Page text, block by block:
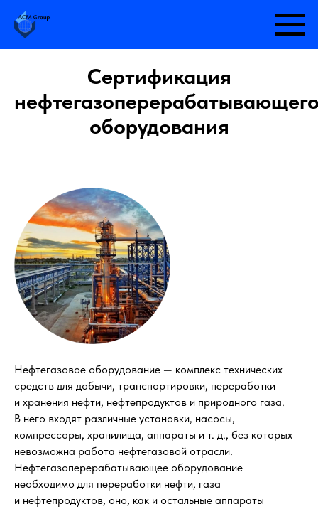
Сертификация
оборудования
Нефтегазовое оборудование — комплекс технических
средств для добычи, транспортировки, переработки
и хранения нефти, нефтепродуктов и природного газа.
В него входят различные установки, насосы,
компрессоры, хранилища, аппараты и т. д., без которых
невозможна работа нефтегазовой отрасли.
Нефтегазоперерабатывающее оборудование
необходимо для переработки нефти, газа
и нефтепродуктов, оно, как и остальные аппараты